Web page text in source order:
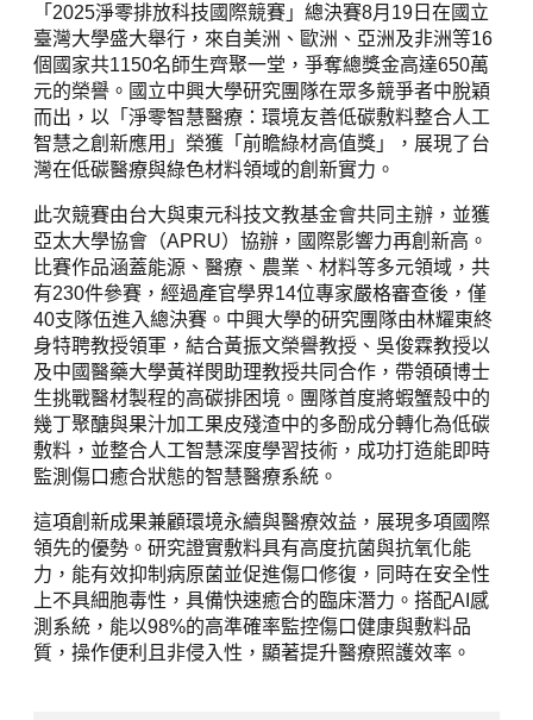
「2025淨零排放科技國際競賽」總決賽8月19日在國立
臺灣大學盛大舉行，來自美洲、歐洲、亞洲及非洲等16
個國家共1150名師生齊聚一堂，爭奪總獎金高達650萬
元的榮譽。國立中興大學研究團隊在眾多競爭者中脫穎
而出，以「淨零智慧醫療：環境友善低碳敷料整合人工
智慧之創新應用」榮獲「前瞻綠材高值獎」，展現了台
灣在低碳醫療與綠色材料領域的創新實力。
此次競賽由台大與東元科技文教基金會共同主辦，並獲
亞太大學協會（APRU）協辦，國際影響力再創新高。
比賽作品涵蓋能源、醫療、農業、材料等多元領域，共
有230件參賽，經過產官學界14位專家嚴格審查後，僅
40支隊伍進入總決賽。中興大學的研究團隊由林耀東終
身特聘教授領軍，結合黃振文榮譽教授、吳俊霖教授以
及中國醫藥大學黃祥閔助理教授共同合作，帶領碩博士
生挑戰醫材製程的高碳排困境。團隊首度將蝦蟹殼中的
幾丁聚醣與果汁加工果皮殘渣中的多酚成分轉化為低碳
敷料，並整合人工智慧深度學習技術，成功打造能即時
監測傷口癒合狀態的智慧醫療系統。
這項創新成果兼顧環境永續與醫療效益，展現多項國際
領先的優勢。研究證實敷料具有高度抗菌與抗氧化能
力，能有效抑制病原菌並促進傷口修復，同時在安全性
上不具細胞毒性，具備快速癒合的臨床潛力。搭配AI感
測系統，能以98%的高準確率監控傷口健康與敷料品
質，操作便利且非侵入性，顯著提升醫療照護效率。